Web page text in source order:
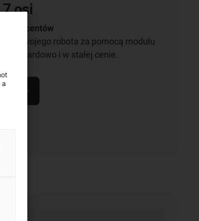
osi
producentów
swojego robota za pomocą modułu
i w stałej cenie.
a